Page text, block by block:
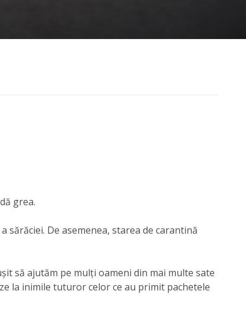
grea.
De asemenea, starea de carantină
să ajutăm pe mulți oameni din mai multe sate
la inimile tuturor celor ce au primit pachetele